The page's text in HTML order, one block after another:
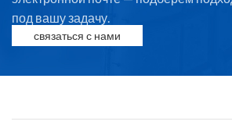
под вашу задачу.
связаться с нами